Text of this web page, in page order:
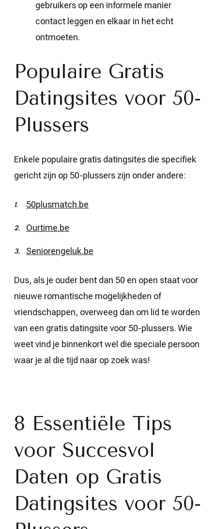
gebruikers op een informele manier
contact leggen en elkaar in het echt
ontmoeten.
Populaire Gratis
Datingsites voor 50-
Plussers
Enkele populaire gratis datingsites die specifiek
gericht zijn op 50-plussers zijn onder andere:
50plusmatch.be
Ourtime.be
Seniorengeluk.be
Dus, als je ouder bent dan 50 en open staat voor
nieuwe romantische mogelijkheden of
vriendschappen, overweeg dan om lid te worden
van een gratis datingsite voor 50-plussers. Wie
weet vind je binnenkort wel die speciale persoon
waar je al die tijd naar op zoek was!
8 Essentiële Tips
voor Succesvol
Daten op Gratis
Datingsites voor 50-